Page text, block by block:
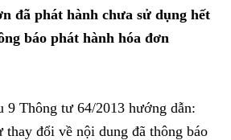
đã phát hành chưa sử dụng hết
báo phát hành hóa đơn
Thông tư 64/2013 hướng dẫn:
thay đổi về nội dung đã thông báo